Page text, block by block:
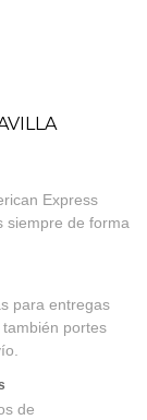
Express
siempre de forma
para entregas
portes
de